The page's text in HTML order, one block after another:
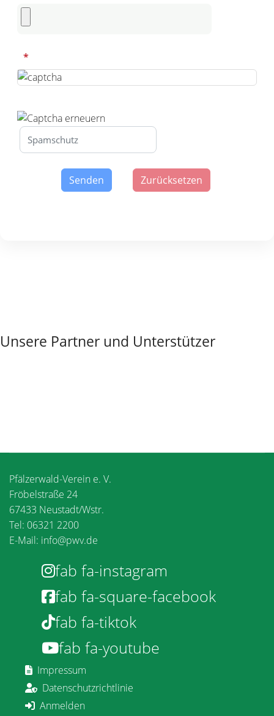
Honeypot, bitte lassen Sie dieses Feld leer
Spamschutz
Unsere Partner und Unterstützer
Pfälzerwald-Verein e. V.
Fröbelstraße 24
67433 Neustadt/Wstr.
Tel: 06321 2200
E-Mail: info@pwv.de
fab fa-instagram
fab fa-square-facebook
fab fa-tiktok
fab fa-youtube
Impressum
Datenschutzrichtlinie
Anmelden